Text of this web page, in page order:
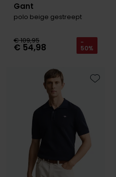
Gant
polo beige gestreept
€ 109,95
€ 54,98 -
50%